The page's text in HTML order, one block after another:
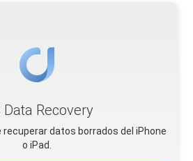
Data Recovery
datos borrados del iPhone
o iPad.